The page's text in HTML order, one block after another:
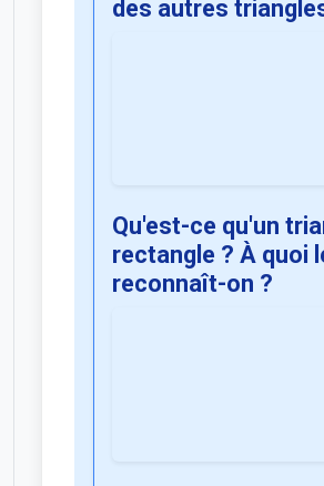
des autres
Qu'est-ce qu'un
rectangle ? À quoi
reconnaît-on ?